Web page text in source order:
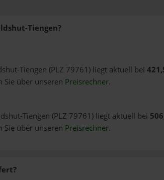
Tiengen?
Tiengen (PLZ 79761) liegt aktuell bei
Sie über unseren Preisrechner.
Tiengen (PLZ 79761) liegt aktuell bei
Sie über unseren Preisrechner.